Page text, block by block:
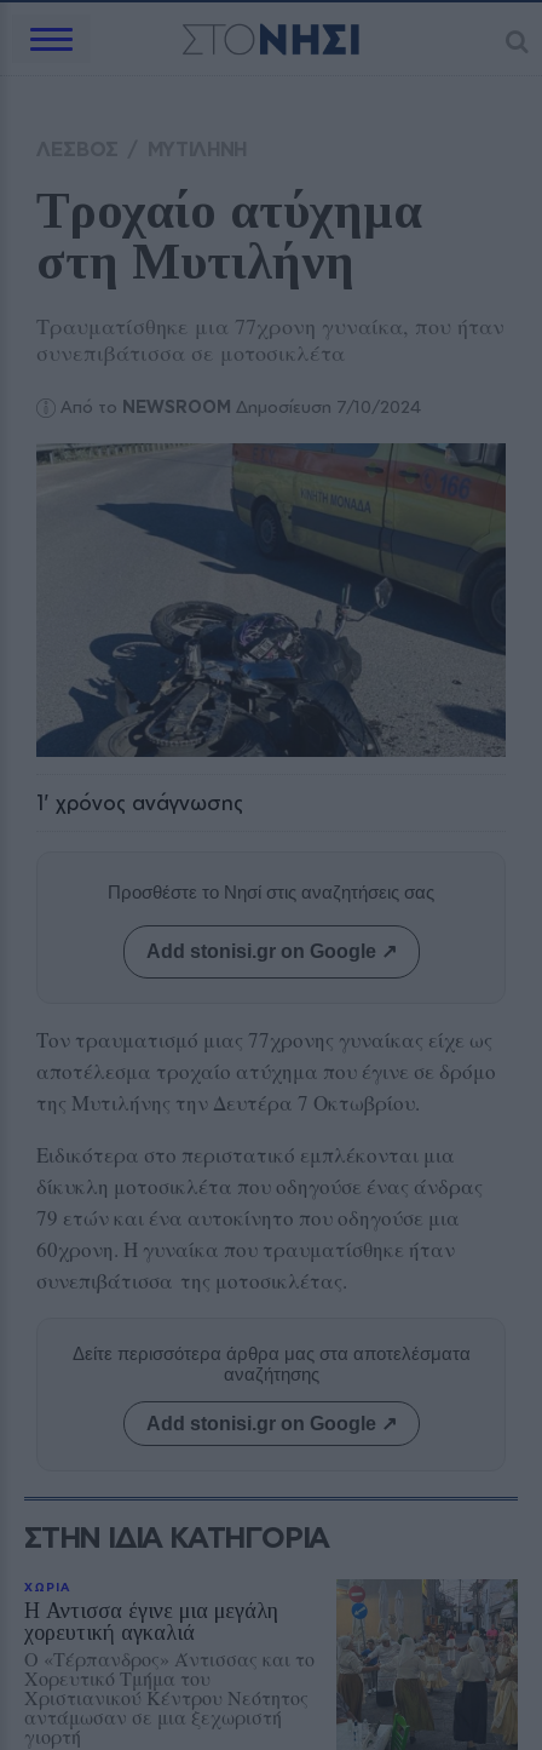
Τροχαίο ατύχημα
στη Μυτιλήνη
Τραυματίσθηκε μια 77χρονη γυναίκα, που ήταν
συνεπιβάτισσα σε μοτοσικλέτα
Από το NEWSROOM Δημοσίευση 7/10/2024
1' χρόνος ανάγνωσης
Προσθέστε το Νησί στις αναζητήσεις σας
Add stonisi.gr on Google ↗
Τον τραυματισμό μιας 77χρονης γυναίκας είχε ως
αποτέλεσμα τροχαίο ατύχημα που έγινε σε δρόμο
της Μυτιλήνης την Δευτέρα 7 Οκτωβρίου.
Ειδικότερα στο περιστατικό εμπλέκονται μια
δίκυκλη μοτοσικλέτα που οδηγούσε ένας άνδρας
79 ετών και ένα αυτοκίνητο που οδηγούσε μια
60χρονη. Η γυναίκα που τραυματίσθηκε ήταν
συνεπιβάτισσα της μοτοσικλέτας.
Δείτε περισσότερα άρθρα μας στα αποτελέσματα
αναζήτησης
Add stonisi.gr on Google ↗
ΣΤΗΝ ΙΔΙΑ ΚΑΤΗΓΟΡΙΑ
ΧΩΡΙΑ
Η Αντισσα έγινε μια μεγάλη
χορευτική αγκαλιά
Ο «Τέρπανδρος» Άντισσας και το
Χορευτικό Τμήμα του
Χριστιανικού Κέντρου Νεότητος
αντάμωσαν σε μια ξεχωριστή
γιορτή